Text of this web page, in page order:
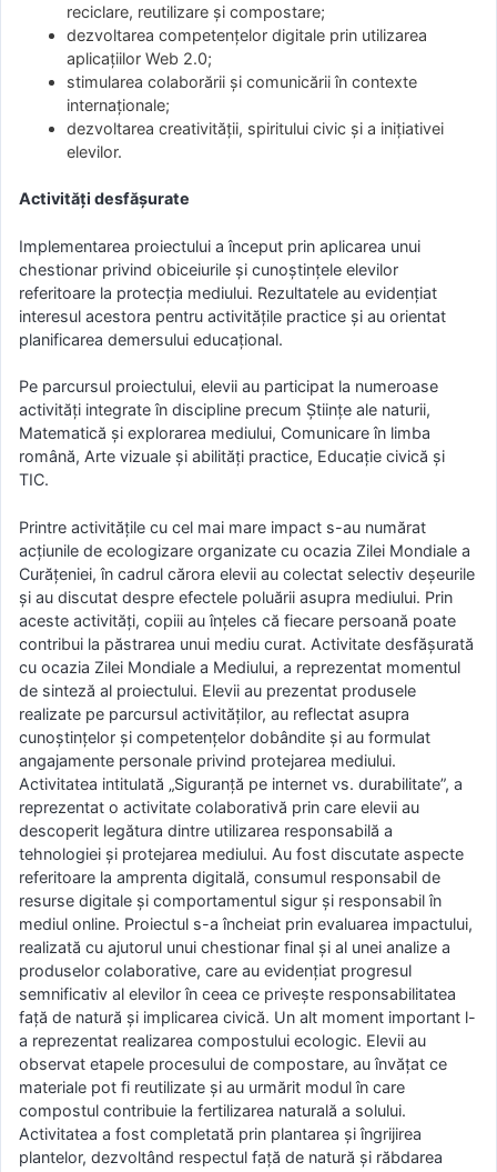
reciclare, reutilizare și compostare;
dezvoltarea competențelor digitale prin utilizarea
aplicațiilor Web 2.0;
stimularea colaborării și comunicării în contexte
internaționale;
dezvoltarea creativității, spiritului civic și a inițiativei
elevilor.
Activități desfășurate
Implementarea proiectului a început prin aplicarea unui
chestionar privind obiceiurile și cunoștințele elevilor
referitoare la protecția mediului. Rezultatele au evidențiat
interesul acestora pentru activitățile practice și au orientat
planificarea demersului educațional.
Pe parcursul proiectului, elevii au participat la numeroase
activități integrate în discipline precum Științe ale naturii,
Matematică și explorarea mediului, Comunicare în limba
română, Arte vizuale și abilități practice, Educație civică și
TIC.
Printre activitățile cu cel mai mare impact s-au numărat
acțiunile de ecologizare organizate cu ocazia Zilei Mondiale a
Curățeniei, în cadrul cărora elevii au colectat selectiv deșeurile
și au discutat despre efectele poluării asupra mediului. Prin
aceste activități, copiii au înțeles că fiecare persoană poate
contribui la păstrarea unui mediu curat. Activitate desfășurată
cu ocazia Zilei Mondiale a Mediului, a reprezentat momentul
de sinteză al proiectului. Elevii au prezentat produsele
realizate pe parcursul activităților, au reflectat asupra
cunoștințelor și competențelor dobândite și au formulat
angajamente personale privind protejarea mediului.
Activitatea intitulată „Siguranță pe internet vs. durabilitate”, a
reprezentat o activitate colaborativă prin care elevii au
descoperit legătura dintre utilizarea responsabilă a
tehnologiei și protejarea mediului. Au fost discutate aspecte
referitoare la amprenta digitală, consumul responsabil de
resurse digitale și comportamentul sigur și responsabil în
mediul online. Proiectul s-a încheiat prin evaluarea impactului,
realizată cu ajutorul unui chestionar final și al unei analize a
produselor colaborative, care au evidențiat progresul
semnificativ al elevilor în ceea ce privește responsabilitatea
față de natură și implicarea civică. Un alt moment important l-
a reprezentat realizarea compostului ecologic. Elevii au
observat etapele procesului de compostare, au învățat ce
materiale pot fi reutilizate și au urmărit modul în care
compostul contribuie la fertilizarea naturală a solului.
Activitatea a fost completată prin plantarea și îngrijirea
plantelor, dezvoltând respectul față de natură și răbdarea